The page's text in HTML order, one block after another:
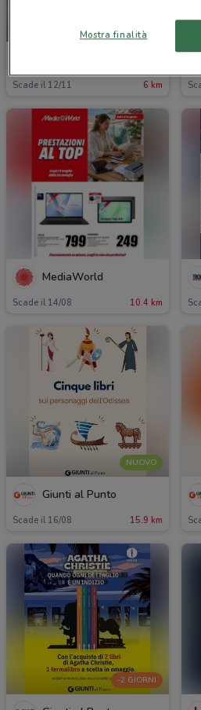
Scade il 12/11 6 km
MediaWorld
Scade il 14/08 10.4 km
NUOVO
Giunti al Punto
Scade il 16/08 15.9 km
-2 GIORNI
Mostra finalità